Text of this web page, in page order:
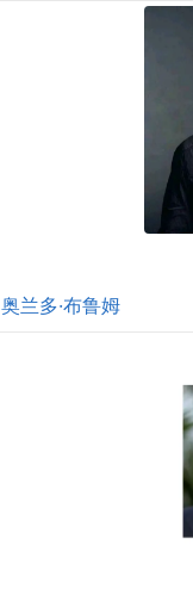
奥兰多·布鲁姆